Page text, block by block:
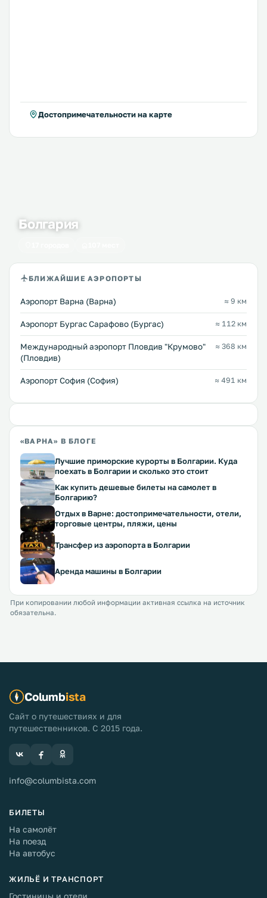
Достопримечательности на карте
Болгария
БЛИЖАЙШИЕ АЭРОПОРТЫ
Аэропорт Варна (Варна) ≈ 9 км
Аэропорт Бургас Сарафово (Бургас) ≈ 112 км
Международный аэропорт Пловдив "Крумово"
(Пловдив)
≈ 368 км
Аэропорт София (София) ≈ 491 км
«ВАРНА» В БЛОГЕ
Лучшие приморские курорты в Болгарии. Куда
поехать в Болгарии и сколько это стоит
Как купить дешевые билеты на самолет в
Болгарию?
Отдых в Варне: достопримечательности, отели,
торговые центры, пляжи, цены
Трансфер из аэропорта в Болгарии
Аренда машины в Болгарии
При копировании любой информации активная ссылка на источник
обязательна.
Columbista
Сайт о путешествиях и для
путешественников. С 2015 года.
info@columbista.com
БИЛЕТЫ
На самолёт
На поезд
На автобус
ЖИЛЬЁ И ТРАНСПОРТ
Гостиницы и отели